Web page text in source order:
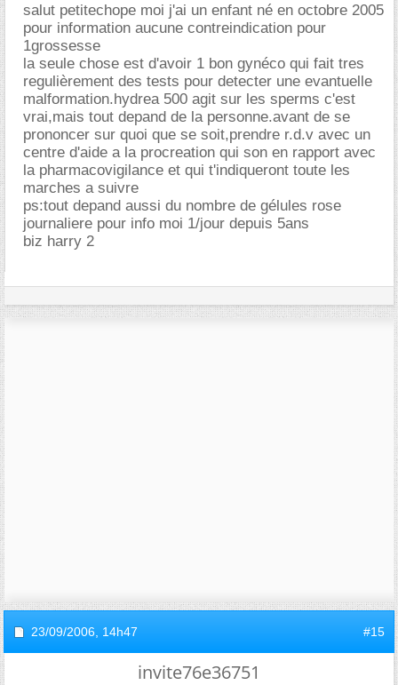
salut petitechope moi j'ai un enfant né en octobre 2005
pour information aucune contreindication pour
1grossesse
la seule chose est d'avoir 1 bon gynéco qui fait tres
regulièrement des tests pour detecter une evantuelle
malformation.hydrea 500 agit sur les sperms c'est
vrai,mais tout depand de la personne.avant de se
prononcer sur quoi que se soit,prendre r.d.v avec un
centre d'aide a la procreation qui son en rapport avec
la pharmacovigilance et qui t'indiqueront toute les
marches a suivre
ps:tout depand aussi du nombre de gélules rose
journaliere pour info moi 1/jour depuis 5ans
biz harry 2
23/09/2006, 14h47 #15
invite76e36751